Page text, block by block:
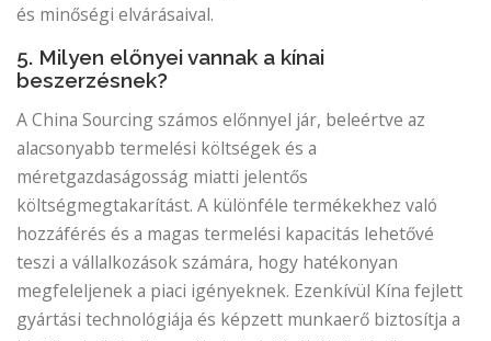
és minőségi elvárásaival.
5. Milyen előnyei vannak a kínai
beszerzésnek?
A China Sourcing számos előnnyel jár, beleértve az
alacsonyabb termelési költségek és a
méretgazdaságosság miatti jelentős
költségmegtakarítást. A különféle termékekhez való
hozzáférés és a magas termelési kapacitás lehetővé
teszi a vállalkozások számára, hogy hatékonyan
megfeleljenek a piaci igényeknek. Ezenkívül Kína fejlett
gyártási technológiája és képzett munkaerő biztosítja a